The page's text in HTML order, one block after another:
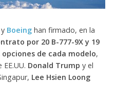
Boeinghan firmado, en la
por 20 B-777-9X y 19
opciones de cada modelo,
Donald Trump y el
Lee Hsien Loong